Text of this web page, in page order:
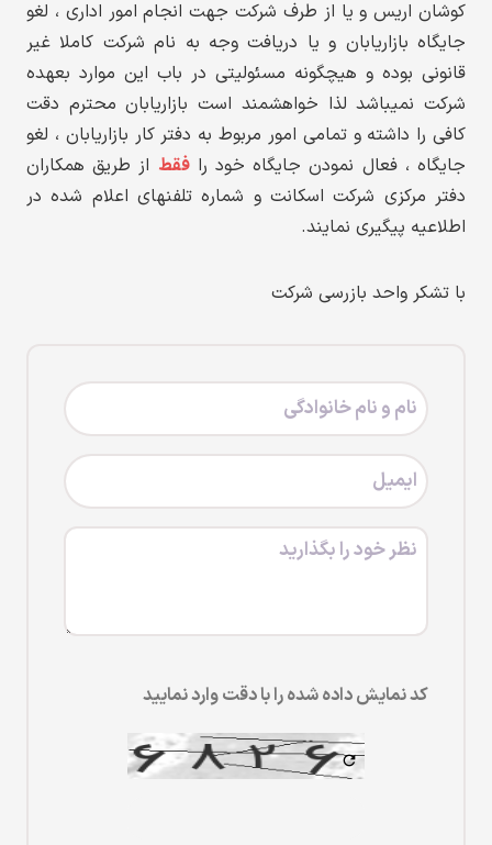
کوشان اریس و یا از طرف شرکت جهت انجام امور اداری ، لغو
جایگاه بازاریابان و یا دریافت وجه به نام شرکت کاملا غیر
قانونی بوده و هیچگونه مسئولیتی در باب این موارد بعهده
شرکت نمیباشد لذا خواهشمند است بازاریابان محترم دقت
کافی را داشته و تمامی امور مربوط به دفتر کار بازاریابان ، لغو
جایگاه ، فعال نمودن جایگاه خود رافقط از طریق همکاران
دفتر مرکزی شرکت اسکانت و شماره تلفنهای اعلام شده در
اطلاعیه پیگیری نمایند.
با تشکر واحد بازرسی شرکت
کد نمایش داده شده را با دقت وارد نمایید